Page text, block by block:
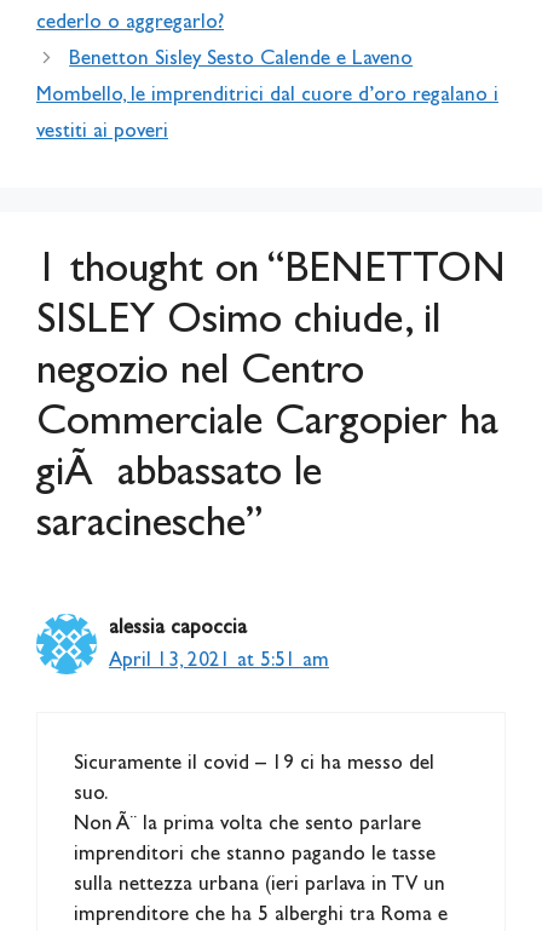
cederlo o aggregarlo?
Benetton Sisley Sesto Calende e Laveno
Mombello, le imprenditrici dal cuore d’oro regalano i
vestiti ai poveri
1 thought on “BENETTON
SISLEY Osimo chiude, il
negozio nel Centro
Commerciale Cargopier ha
giÃ abbassato le
saracinesche”
alessia capoccia
April 13, 2021 at 5:51 am
Sicuramente il covid – 19 ci ha messo del
suo.
Non Ã¨ la prima volta che sento parlare
imprenditori che stanno pagando le tasse
sulla nettezza urbana (ieri parlava in TV un
imprenditore che ha 5 alberghi tra Roma e